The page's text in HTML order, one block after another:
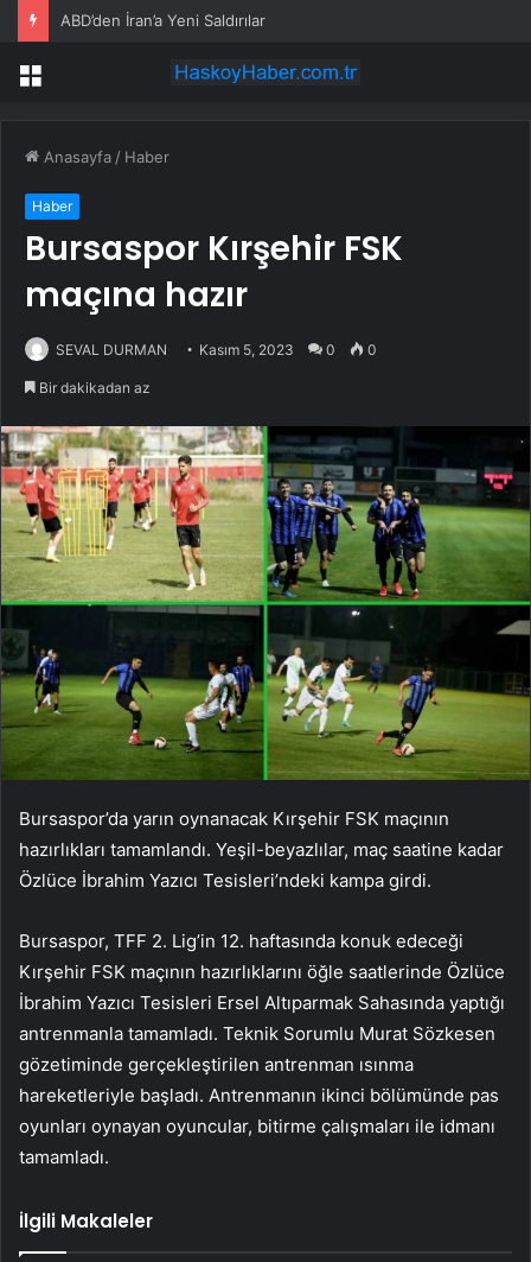
ABD’den İran’a Yeni Saldırılar
Menü
Anasayfa / Haber
Haber
Bursaspor Kırşehir FSK
maçına hazır
SEVAL DURMAN Kasım 5, 2023 0 0
Bir dakikadan az
Bursaspor’da yarın oynanacak Kırşehir FSK maçının
hazırlıkları tamamlandı. Yeşil-beyazlılar, maç saatine kadar
Özlüce İbrahim Yazıcı Tesisleri’ndeki kampa girdi.
Bursaspor, TFF 2. Lig’in 12. haftasında konuk edeceği
Kırşehir FSK maçının hazırlıklarını öğle saatlerinde Özlüce
İbrahim Yazıcı Tesisleri Ersel Altıparmak Sahasında yaptığı
antrenmanla tamamladı. Teknik Sorumlu Murat Sözkesen
gözetiminde gerçekleştirilen antrenman ısınma
hareketleriyle başladı. Antrenmanın ikinci bölümünde pas
oyunları oynayan oyuncular, bitirme çalışmaları ile idmanı
tamamladı.
İlgili Makaleler